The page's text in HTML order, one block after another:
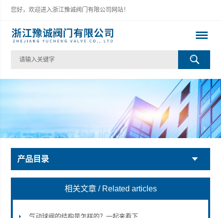
您好，欢迎进入浙江豫诚阀门有限公司网站！
产品目录
相关文章 / Related articles
气动球阀的结构是怎样的？一起来看下